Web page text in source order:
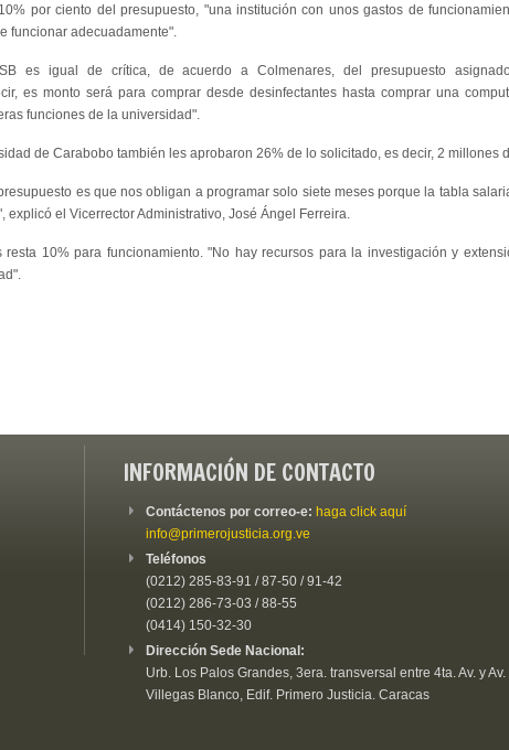
por ciento del presupuesto, "una institución con unos gastos de
funcionar adecuadamente".
es igual de crítica, de acuerdo a Colmenares, del presupuesto
es monto será para comprar desde desinfectantes hasta comprar una
funciones de la universidad".
de Carabobo también les aprobaron 26% de lo solicitado, es decir, 2 millones
es que nos obligan a programar solo siete meses porque la tabla
explicó el Vicerrector Administrativo, José Ángel Ferreira.
resta 10% para funcionamiento. "No hay recursos para la investigación y
INFORMACIÓN DE CONTACTO
Contáctenos por correo-e: haga click aquí
info@primerojusticia.org.ve
Teléfonos
(0212) 285-83-91 / 87-50 / 91-42
(0212) 286-73-03 / 88-55
(0414) 150-32-30
Dirección Sede Nacional:
Urb. Los Palos Grandes, 3era. transversal entre 4ta. Av. y
Villegas Blanco, Edif. Primero Justicia. Caracas